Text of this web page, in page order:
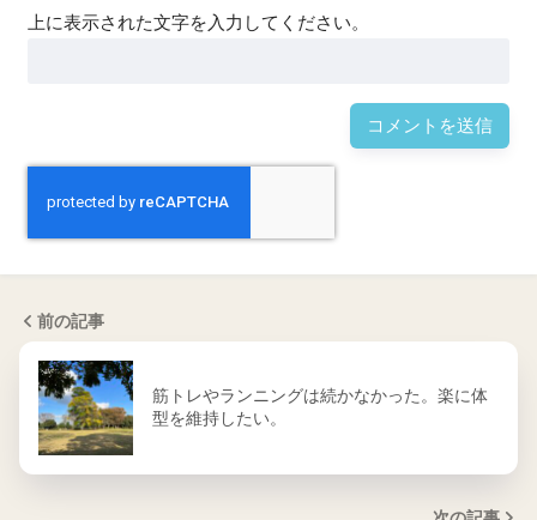
上に表示された文字を入力してください。
前の記事
筋トレやランニングは続かなかった。楽に体
型を維持したい。